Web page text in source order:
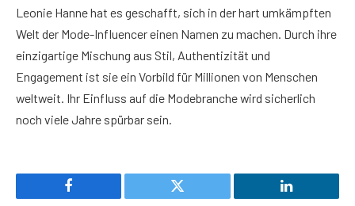
Leonie Hanne hat es geschafft, sich in der hart umkämpften
Welt der Mode-Influencer einen Namen zu machen. Durch ihre
einzigartige Mischung aus Stil, Authentizität und
Engagement ist sie ein Vorbild für Millionen von Menschen
weltweit. Ihr Einfluss auf die Modebranche wird sicherlich
noch viele Jahre spürbar sein.
Facebook Twitter LinkedIn